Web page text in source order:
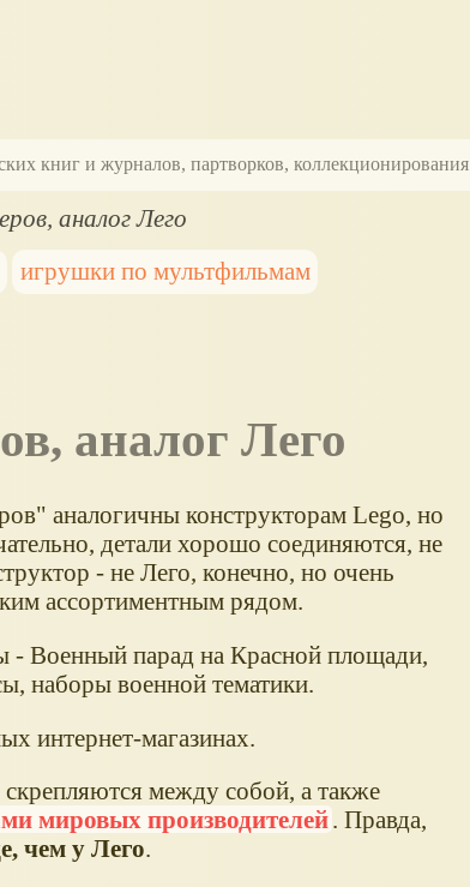
книг и журналов, партворков, коллекционирования
аналог Лего
игрушки по мультфильмам
аналог Лего
аналогичны конструкторам Lego, но
детали хорошо соединяются, не
- не Лего, конечно, но очень
ассортиментным рядом.
- Военный парад на Красной площади,
наборы военной тематики.
интернет-магазинах.
между собой, а также
мировых производителей. Правда,
чем у Лего.